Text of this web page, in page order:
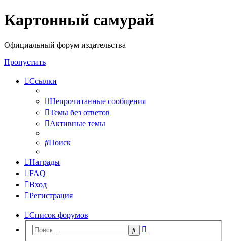
Регистрация
Картонный самурай
Официальный форум издательства
Пропустить
Ссылки
Непрочитанные сообщения
Темы без ответов
Активные темы
Поиск
Награды
FAQ
Вход
Регистрация
Список форумов
Поиск